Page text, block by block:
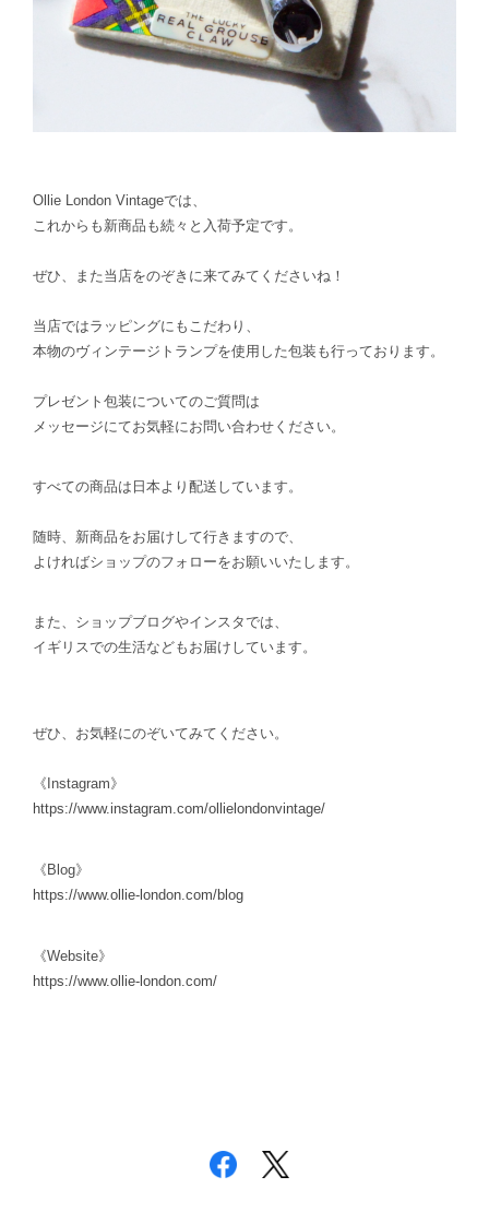
Ollie London Vintageでは、
これからも新商品も続々と入荷予定です。
ぜひ、また当店をのぞきに来てみてくださいね！
当店ではラッピングにもこだわり、
本物のヴィンテージトランプを使用した包装も行っております。
プレゼント包装についてのご質問は
メッセージにてお気軽にお問い合わせください。
すべての商品は日本より配送しています。
随時、新商品をお届けして行きますので、
よければショップのフォローをお願いいたします。
また、ショップブログやインスタでは、
イギリスでの生活などもお届けしています。
ぜひ、お気軽にのぞいてみてください。
《Instagram》
https://www.instagram.com/ollielondonvintage/
《Blog》
https://www.ollie-london.com/blog
《Website》
https://www.ollie-london.com/